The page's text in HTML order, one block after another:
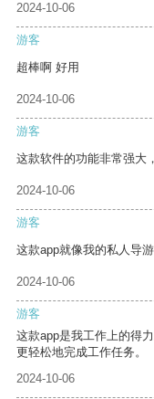
2024-10-06
游客
超棒啊 好用
2024-10-06
游客
这款软件的功能非常强大
2024-10-06
游客
这款app就像我的私人导
2024-10-06
游客
这款app是我工作上的得
更轻松地完成工作任务。
2024-10-06